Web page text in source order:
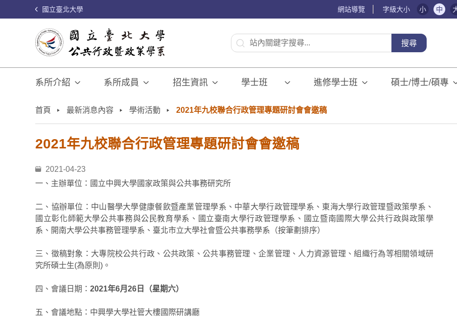
國立臺北大學 網站導覽 字級大小 小 中
搜尋
系所介紹 系所成員 招生資訊 學士班⠀⠀ 進修學士班 碩士/博士/碩專
首頁 最新消息內容 學術活動 2021年九校聯合行政管理專題研討會會邀稿
2021年九校聯合行政管理專題研討會會邀稿
2021-04-23
一、主辦單位：國立中興大學國家政策與公共事務研究所
二、協辦單位：中山醫學大學健康餐飲暨產業管理學系、中華大學行政管理學系、東海大學行政管理暨政策學系、
國立彰化師範大學公共事務與公民教育學系、國立臺南大學行政管理學系、國立暨南國際大學公共行政與政策學
系、開南大學公共事務管理學系、臺北市立大學社會暨公共事務學系（按筆劃排序）
三、徵稿對象：大專院校公共行政、公共政策、公共事務管理、企業管理、人力資源管理、組織行為等相關領域研
究所碩士生(為原則)。
四、會議日期： 2021年6月26日（星期六）
五、會議地點：中興學大學社管大樓國際研講廳